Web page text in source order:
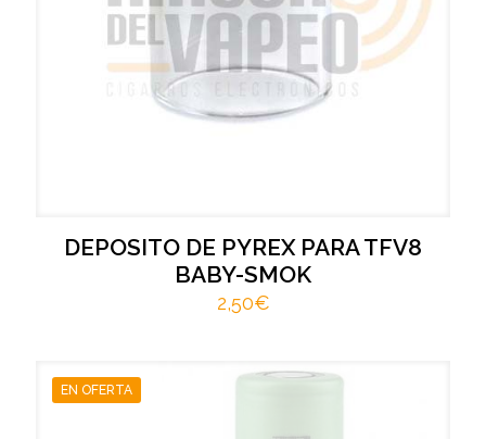
DEPOSITO DE PYREX PARA TFV8
BABY-SMOK
2,50€
EN OFERTA